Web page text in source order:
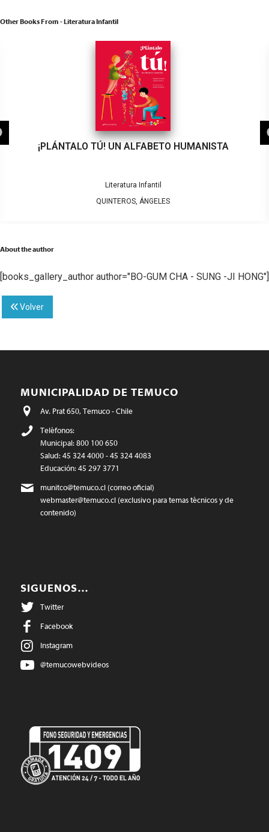
Other Books From - Literatura Infantil
¡PLÁNTALO TÚ! UN ALFABETO HUMANISTA
Literatura Infantil
QUINTEROS, ÁNGELES
About the author
[books_gallery_author author="BO-GUM CHA - SUNG -JI HONG"]
Volver
MUNICIPALIDAD DE TEMUCO
Av. Prat 650, Temuco - Chile
Teléfonos:
Municipal: 800 100 650
Salud: 45 324 4000 - 45 324 4083
Educación: 45 297 3771
munitco@temuco.cl(correo oficial)
webmaster@temuco.cl(exclusivo para temas técnicos y de
contenido)
SIGUENOS…
Twitter
Facebook
Instagram
@temucowebvideos